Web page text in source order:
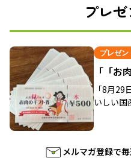
プレ
プレゼン
「「お
「8月
いしい国
メルマガ登録で